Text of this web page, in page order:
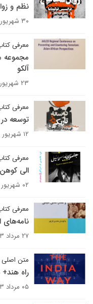
نظم و
۳۰ شهریور ۱۴۰۳
معرفی
مجموعه
آلکو
۲۳ شهریور ۱۴۰۳
معرفی
توسعه
۱۲ شهریور ۱۴۰۳
معرفی
الی کوهن؛
۰۲ شهریور ۱۴۰۳
معرفی
نامه‌های
۲۷ مرداد ۱۴۰۳
متن اصلی
راه هند+
۰۵ مرداد ۱۴۰۳